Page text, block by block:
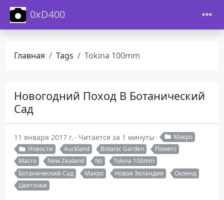
0xD400
Главная Tags Tokina 100mm
Новогодний Поход В Ботанический
Сад
11 января 2017 г. Читается за 1 минуты
Макро
Новости
Auckland Botanic Garden
Flowers
Macro
New Zealand Nz
Tokina 100mm
Ботанический Сад
Макро Новая Зеландия
Окленд
Цветочки